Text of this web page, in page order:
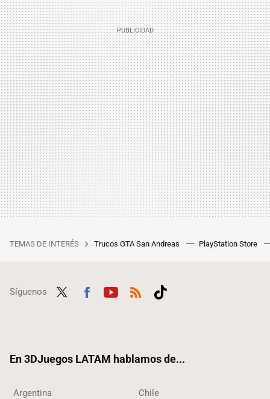
TEMAS DE INTERÉS Trucos GTA San Andreas PlayStation Store
Síguenos
En 3DJuegos LATAM hablamos de...
Argentina Chile